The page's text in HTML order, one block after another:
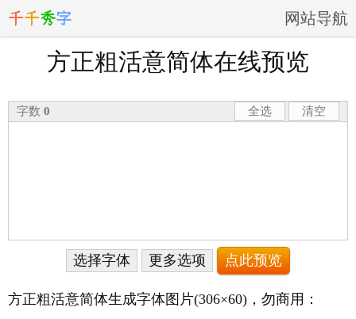
千千秀字 网站导航
方正粗活意简体在线预览
字数 0 全选 清空
选择字体 更多选项
方正粗活意简体生成字体图片(306×60) ，勿商用：